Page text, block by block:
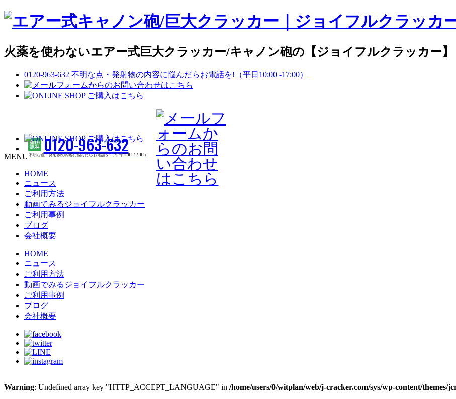
火薬を使わないエアー式巨大クラッカー/キャノン砲の【ジョイフルクラッカー】
0120-963-632 不明な点・発射物の内容に悩んだらお電話を!（平日10:00 -17:00）
0120-963-632
不明な点・発射物の内容に悩んだらお電話を!（平日10:00 -17:00）
MENU
HOME
ニュース
ご利用方法
動画でみるジョイフルクラッカー
ご利用事例
ブログ
会社概要
HOME
ニュース
ご利用方法
動画でみるジョイフルクラッカー
ご利用事例
ブログ
会社概要
Warning: Undefined array key "HTTP_ACCEPT_LANGUAGE" in /home/users/0/witplan/web/j-cracker.com/sys/wp-content/themes/